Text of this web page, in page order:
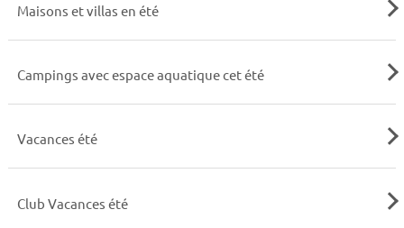
Maisons et villas en été
Campings avec espace aquatique cet été
Vacances été
Club Vacances été